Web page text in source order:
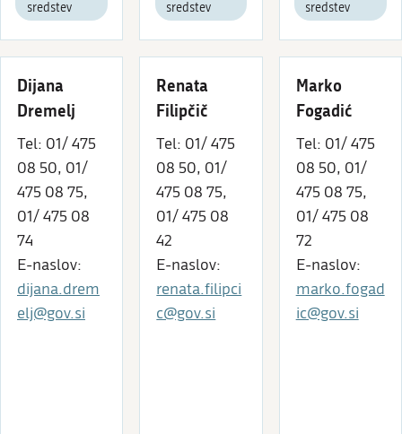
sredstev
sredstev
sredstev
Dijana
Dremelj
Tel: 01/ 475
08 50, 01/
475 08 75,
01/ 475 08
74
E-naslov:
dijana.drem
elj@gov.si
Renata
Filipčič
Tel: 01/ 475
08 50, 01/
475 08 75,
01/ 475 08
42
E-naslov:
renata.filipci
c@gov.si
Marko
Fogadić
Tel: 01/ 475
08 50, 01/
475 08 75,
01/ 475 08
72
E-naslov:
marko.fogad
ic@gov.si